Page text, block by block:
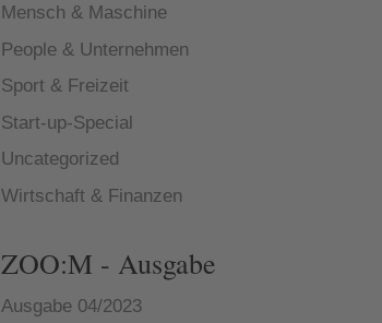
Mensch & Maschine
People & Unternehmen
Sport & Freizeit
Start-up-Special
Uncategorized
Wirtschaft & Finanzen
ZOO:M - Ausgabe
Ausgabe 04/2023